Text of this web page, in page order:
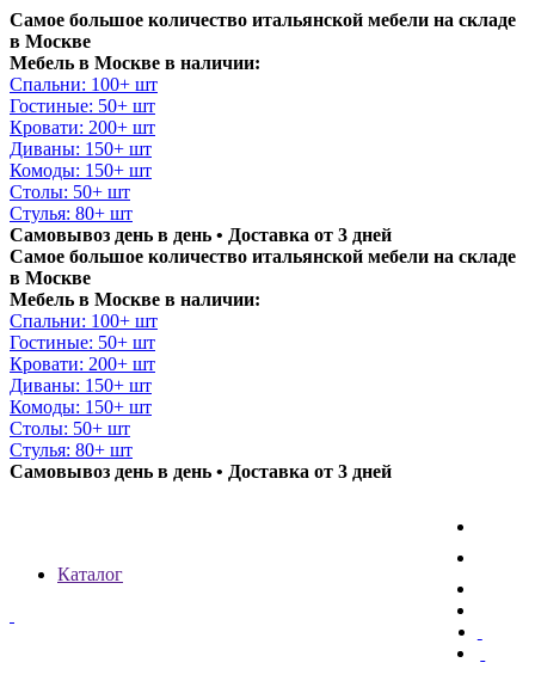
Самое большое количество итальянской мебели на складе
в Москве
Мебель в Москве в наличии:
Спальни: 100+ шт
Гостиные: 50+ шт
Кровати: 200+ шт
Диваны: 150+ шт
Комоды: 150+ шт
Столы: 50+ шт
Стулья: 80+ шт
Самовывоз день в день • Доставка от 3 дней
Самое большое количество итальянской мебели на складе
в Москве
Мебель в Москве в наличии:
Спальни: 100+ шт
Гостиные: 50+ шт
Кровати: 200+ шт
Диваны: 150+ шт
Комоды: 150+ шт
Столы: 50+ шт
Стулья: 80+ шт
Самовывоз день в день • Доставка от 3 дней
Каталог